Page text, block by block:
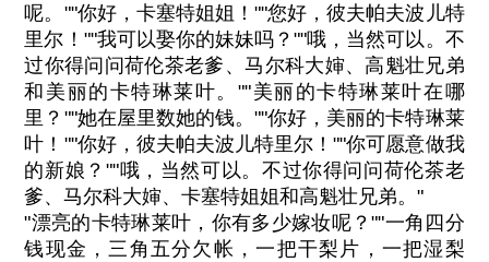
呢。""你好，卡塞特姐姐！""您好，彼夫帕夫波儿特
里尔！""我可以娶你的妹妹吗？""哦，当然可以。不
过你得问问荷伦茶老爹、马尔科大婶、高魁壮兄弟
和美丽的卡特琳莱叶。""美丽的卡特琳莱叶在哪
里？""她在屋里数她的钱。""你好，美丽的卡特琳莱
叶！""你好，彼夫帕夫波儿特里尔！""你可愿意做我
的新娘？""哦，当然可以。不过你得问问荷伦茶老
爹、马尔科大婶、卡塞特姐姐和高魁壮兄弟。"
"漂亮的卡特琳莱叶，你有多少嫁妆呢？""一角四分
钱现金，三角五分欠帐，一把干梨片，一把湿梨